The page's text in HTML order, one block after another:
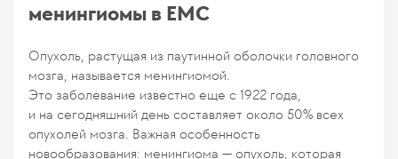
менингиомы в ЕМС
Опухоль, растущая из паутинной оболочки головного
мозга, называется менингиомой.
Это заболевание известно еще с 1922 года,
и на сегодняшний день составляет около 50% всех
опухолей мозга. Важная особенность
новообразования: менингиома — опухоль, которая